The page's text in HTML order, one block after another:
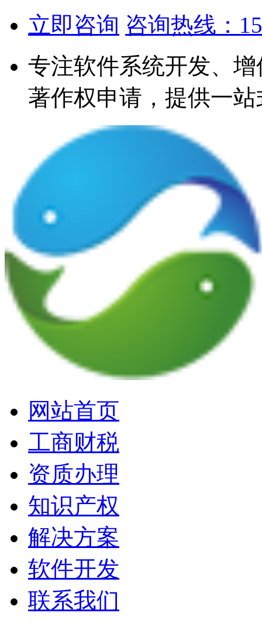
立即咨询 咨询热线：
专注软件系统开发、
著作权申请，提供一
网站首页
工商财税
资质办理
知识产权
解决方案
软件开发
联系我们